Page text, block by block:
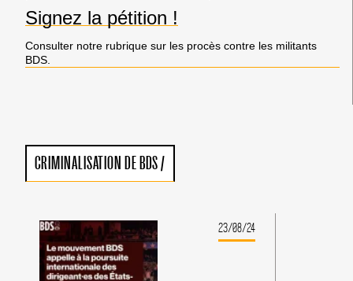
Signez la pétition !
Consulter notre rubrique sur les procès contre les militants
BDS.
CRIMINALISATION DE BDS/
23/08/24